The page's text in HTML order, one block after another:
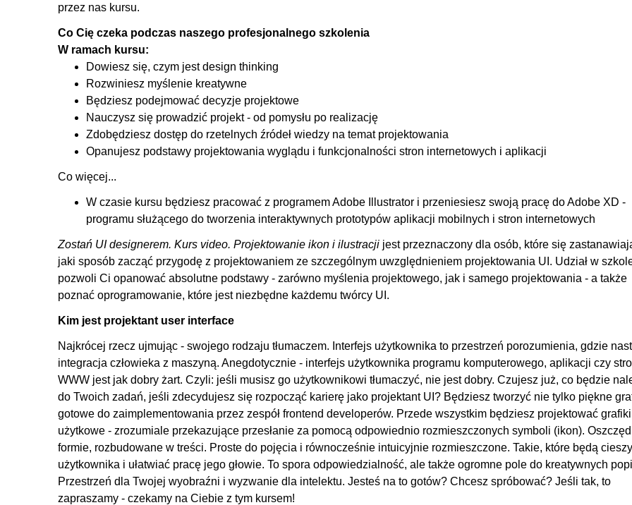
przez nas kursu.
Co Cię czeka podczas naszego profesjonalnego szkolenia
W ramach kursu:
Dowiesz się, czym jest design thinking
Rozwiniesz myślenie kreatywne
Będziesz podejmować decyzje projektowe
Nauczysz się prowadzić projekt - od pomysłu po realizację
Zdobędziesz dostęp do rzetelnych źródeł wiedzy na temat projektowania
Opanujesz podstawy projektowania wyglądu i funkcjonalności stron internetowych i aplikacji
Co więcej...
W czasie kursu będziesz pracować z programem Adobe Illustrator i przeniesiesz swoją pracę do Adobe XD -
programu służącego do tworzenia interaktywnych prototypów aplikacji mobilnych i stron internetowych
Zostań UI designerem. Kurs video. Projektowanie ikon i ilustracji jest przeznaczony dla osób, które się
jaki sposób zacząć przygodę z projektowaniem ze szczególnym uwzględnieniem projektowania UI. Udział w
pozwoli Ci opanować absolutne podstawy - zarówno myślenia projektowego, jak i samego projektowania - a także
poznać oprogramowanie, które jest niezbędne każdemu twórcy UI.
Kim jest projektant user interface
Najkrócej rzecz ujmując - swojego rodzaju tłumaczem. Interfejs użytkownika to przestrzeń porozumienia, gdzie
integracja człowieka z maszyną. Anegdotycznie - interfejs użytkownika programu komputerowego, aplikacji czy
WWW jest jak dobry żart. Czyli: jeśli musisz go użytkownikowi tłumaczyć, nie jest dobry. Czujesz już, co będzie
do Twoich zadań, jeśli zdecydujesz się rozpocząć karierę jako projektant UI? Będziesz tworzyć nie tylko piękne
gotowe do zaimplementowania przez zespół frontend developerów. Przede wszystkim będziesz projektować grafiki
użytkowe - zrozumiale przekazujące przesłanie za pomocą odpowiednio rozmieszczonych symboli (ikon).
formie, rozbudowane w treści. Proste do pojęcia i równocześnie intuicyjnie rozmieszczone. Takie, które będą
użytkownika i ułatwiać pracę jego głowie. To spora odpowiedzialność, ale także ogromne pole do kreatywnych
Przestrzeń dla Twojej wyobraźni i wyzwanie dla intelektu. Jesteś na to gotów? Chcesz spróbować? Jeśli tak, to
zapraszamy - czekamy na Ciebie z tym kursem!